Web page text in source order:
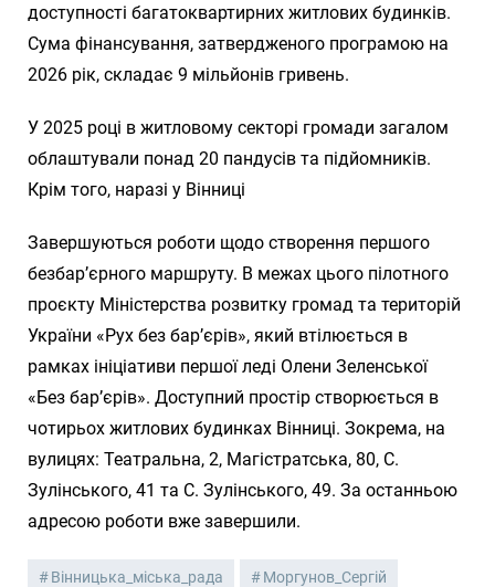
доступності багатоквартирних житлових будинків.
Сума фінансування, затвердженого програмою на
2026 рік, складає 9 мільйонів гривень.
У 2025 році в житловому секторі громади загалом
облаштували понад 20 пандусів та підйомників.
Крім того, наразі у Вінниці
Завершуються роботи щодо створення першого
безбар’єрного маршруту. В межах цього пілотного
проєкту Міністерства розвитку громад та територій
України «Рух без бар’єрів», який втілюється в
рамках ініціативи першої леді Олени Зеленської
«Без бар’єрів». Доступний простір створюється в
чотирьох житлових будинках Вінниці. Зокрема, на
вулицях: Театральна, 2, Магістратська, 80, С.
Зулінського, 41 та С. Зулінського, 49. За останньою
адресою роботи вже завершили.
Вінницька_міська_рада Моргунов_Сергій